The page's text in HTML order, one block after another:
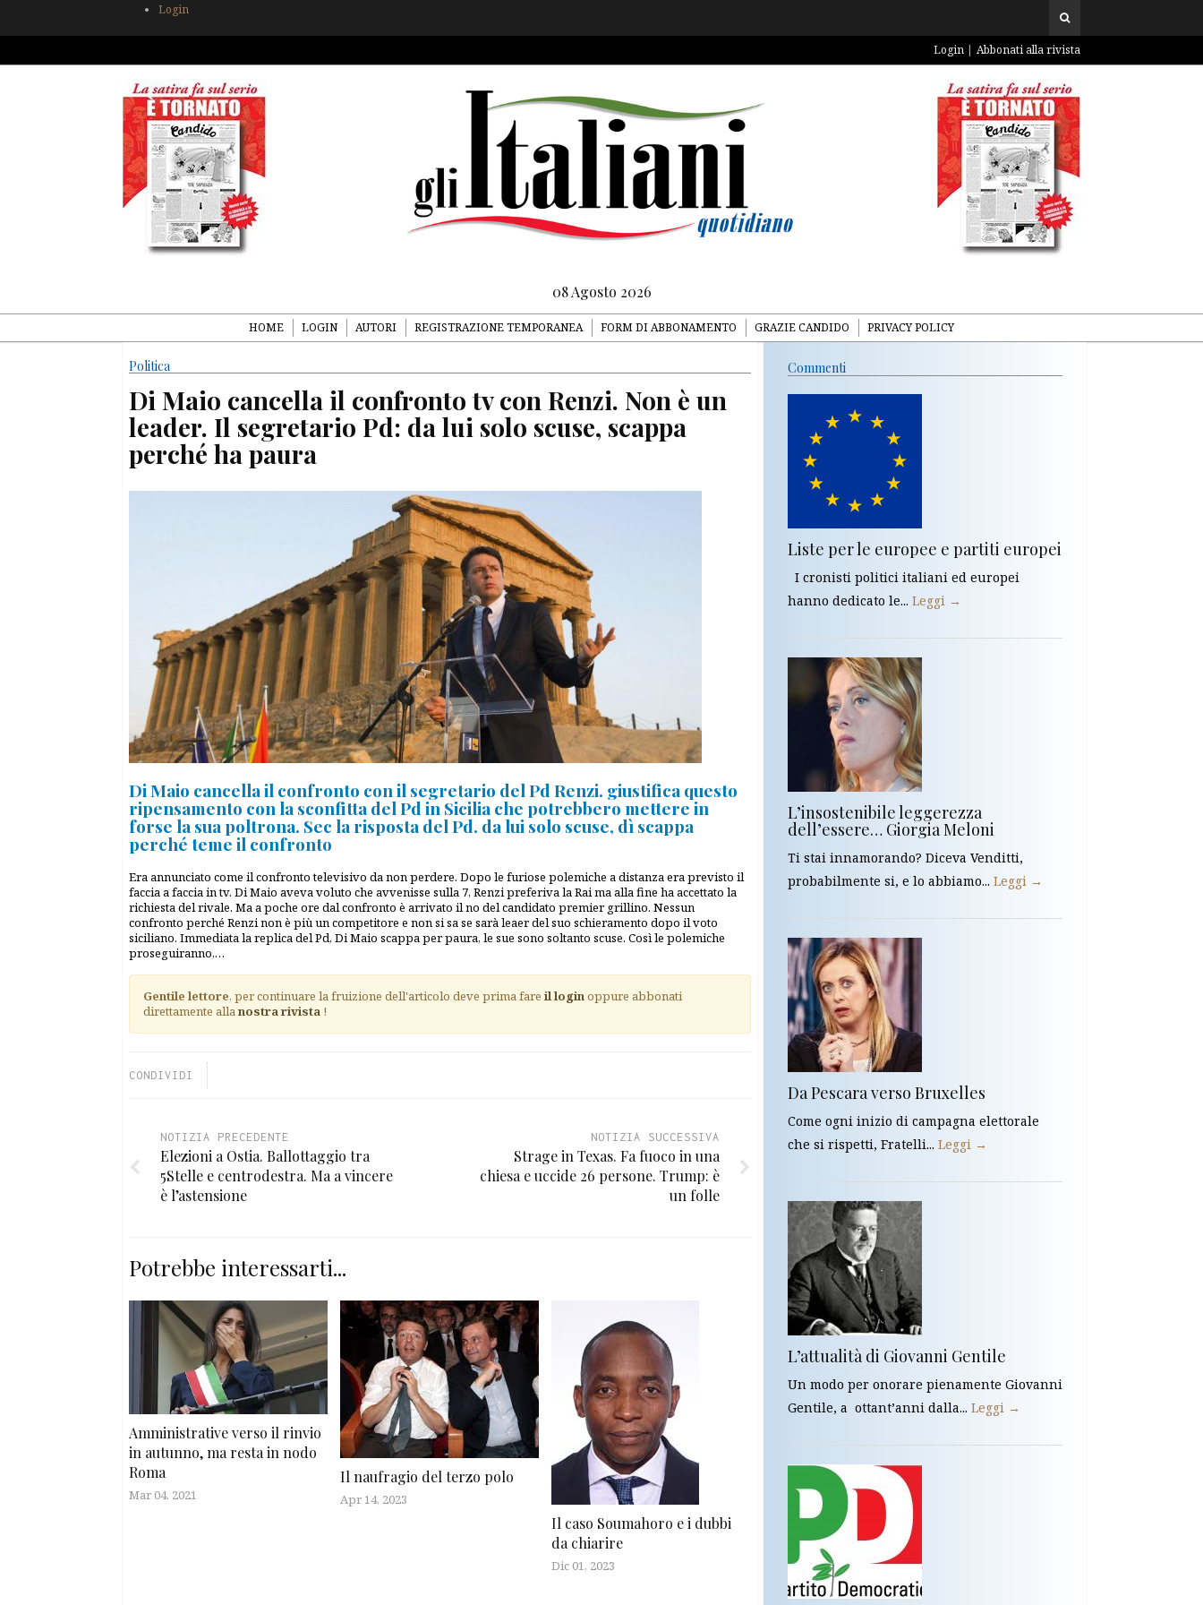
Login
Login Abbonati alla rivista
08 Agosto 2026
HOME LOGIN AUTORI REGISTRAZIONE TEMPORANEA FORM DI ABBONAMENTO GRAZIE CANDIDO PRIVACY POLICY
Politica
Di Maio cancella il confronto tv con Renzi. Non è un
leader. Il segretario Pd: da lui solo scuse, scappa
perché ha paura
Di Maio cancella il confronto con il segretario del Pd Renzi. giustifica questo
ripensamento con la sconfitta del Pd in Sicilia che potrebbero mettere in
forse la sua poltrona. Sec la risposta del Pd. da lui solo scuse, dì scappa
perché teme il confronto
Era annunciato come il confronto televisivo da non perdere. Dopo le furiose polemiche a distanza era previsto il
faccia a faccia in tv. Di Maio aveva voluto che avvenisse sulla 7, Renzi preferiva la Rai ma alla fine ha accettato la
richiesta del rivale. Ma a poche ore dal confronto è arrivato il no del candidato premier grillino. Nessun
confronto perché Renzi non è più un competitore e non si sa se sarà leaer del suo schieramento dopo il voto
siciliano. Immediata la replica del Pd, Di Maio scappa per paura, le sue sono soltanto scuse. Così le polemiche
proseguiranno,…
Gentile lettore, per continuare la fruizione dell'articolo deve prima fare il loginoppure abbonati
direttamente allanostra rivista !
CONDIVIDI
NOTIZIA PRECEDENTE
Elezioni a Ostia. Ballottaggio tra
5Stelle e centrodestra. Ma a vincere
è l’astensione
NOTIZIA SUCCESSIVA
Strage in Texas. Fa fuoco in una
chiesa e uccide 26 persone. Trump: è
un folle
Potrebbe interessarti...
Amministrative verso il rinvio
in autunno, ma resta in nodo
Roma
Mar 04, 2021
Il naufragio del terzo polo
Apr 14, 2023
Il caso Soumahoro e i dubbi
da chiarire
Dic 01, 2023
Commenti
Liste per le europee e partiti europei
I cronisti politici italiani ed europei
hanno dedicato le... Leggi →
L’insostenibile leggerezza
dell’essere… Giorgia Meloni
Ti stai innamorando? Diceva Venditti,
probabilmente si, e lo abbiamo... Leggi →
Da Pescara verso Bruxelles
Come ogni inizio di campagna elettorale
che si rispetti, Fratelli... Leggi →
L’attualità di Giovanni Gentile
Un modo per onorare pienamente Giovanni
Gentile, a ottant’anni dalla... Leggi →